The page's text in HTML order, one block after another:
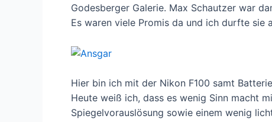
Godesberger Galerie. Max Schautzer war
Es waren viele Promis da und ich durfte
Hier bin ich mit der Nikon F100 samt
Heute weiß ich, dass es wenig Sinn macht
Spiegelvorauslösung sowie einem wenig